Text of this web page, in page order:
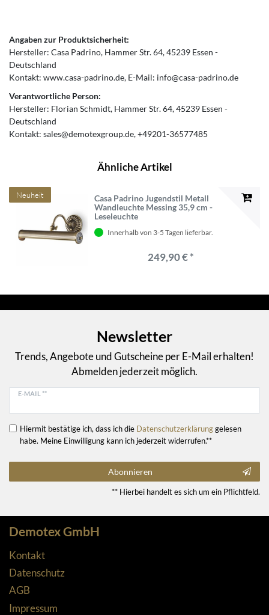
Angaben zur Produktsicherheit:
Hersteller: Casa Padrino Hammer Str.64 45239 Essen
Deutschland
Kontakt: www.casa-padrino.de E-Mail: info@casa-padrino.de
Verantwortliche Person:
Hersteller: Florian Schmidt Hammer Str.64 45239 Essen
Deutschland
Kontakt: sales@demotexgroup.de +49201-36577485
Ähnliche Artikel
Neuheit
Casa Padrino Jugendstil Metall
Wandleuchte Messing 35,9 cm -
Leseleuchte
Innerhalb von 3-5 Tagen lieferbar.
249,90 € *
Newsletter
Trends, Angebote und Gutscheine per E-Mail erhalten!
Abmelden jederzeit möglich.
E-MAIL **
Hiermit bestätige ich, dass ich die Daten­schutz­erklärunggelesen
habe. Meine Einwilligung kann ich jederzeit widerrufen.**
Abonnieren
** Hierbei handelt es sich um ein Pflichtfeld.
Demotex GmbH
Kontakt
Datenschutz
AGB
Impressum